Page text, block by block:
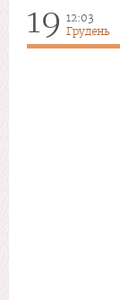
19 12:03
Грудень